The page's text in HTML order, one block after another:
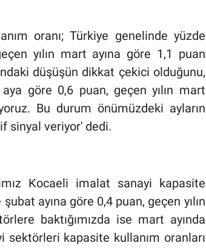
oranı; Türkiye genelinde yüzde
yılın mart ayına göre 1,1 puan
düşüşün dikkat çekici olduğunu,
göre 0,6 puan, geçen yılın mart
Bu durum önümüzdeki ayların
sinyal veriyor' dedi.
Kocaeli imalat sanayi kapasite
ayına göre 0,4 puan, geçen yılın
baktığımızda ise mart ayında
sektörleri kapasite kullanım oranları